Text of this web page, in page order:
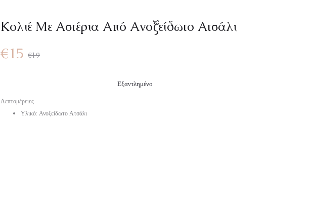
Κολιέ Με Αστέρια Από Ανοξείδωτο Ατσάλι
Λεπτομέρειες
Υλικό: Ανοξείδωτο Ατσάλι
€19
€15
Εξαντλημένο